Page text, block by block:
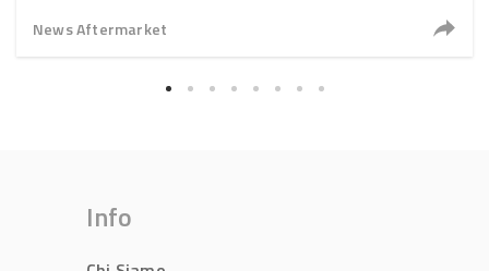
News Aftermarket
Info